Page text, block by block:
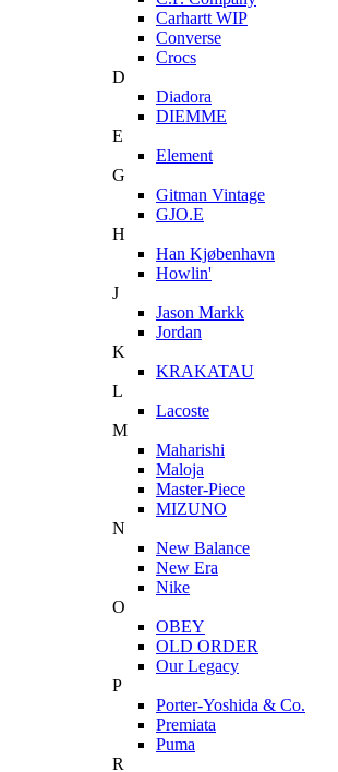
Carhartt WIP
Converse
Crocs
D
Diadora
DIEMME
E
Element
G
Gitman Vintage
GJO.E
H
Han Kjøbenhavn
Howlin'
J
Jason Markk
Jordan
K
KRAKATAU
L
Lacoste
M
Maharishi
Maloja
Master-Piece
MIZUNO
N
New Balance
New Era
Nike
O
OBEY
OLD ORDER
Our Legacy
P
Porter-Yoshida & Co.
Premiata
Puma
R